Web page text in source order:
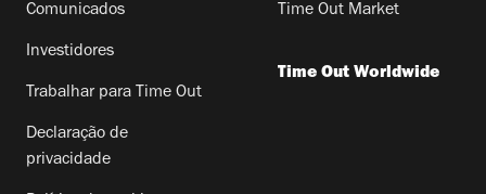
Comunicados
Investidores
Trabalhar para Time Out
Declaração de
privacidade
Time Out Market
Time Out Worldwide